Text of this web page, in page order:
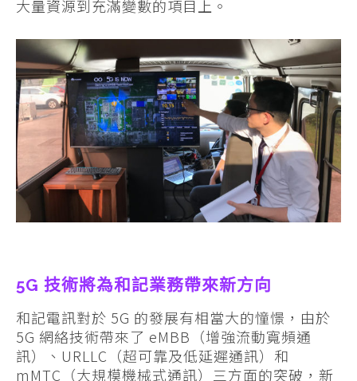
大量資源到充滿變數的項目上。
5G 技術將為和記業務帶來新方向
和記電訊對於 5G 的發展有相當大的憧憬，由於
5G 網絡技術帶來了 eMBB（增強流動寬頻通
訊）、URLLC（超可靠及低延遲通訊）和
mMTC（大規模機械式通訊）三方面的突破，新